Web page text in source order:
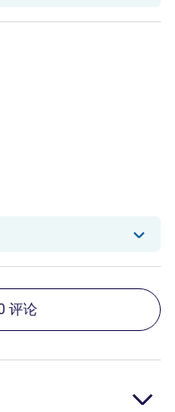
对 null 的评论作出回复
评论